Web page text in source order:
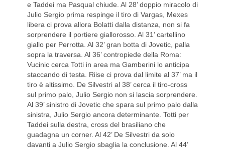
e Taddei ma Pasqual chiude. Al 28’ doppio miracolo di
Julio Sergio prima respinge il tiro di Vargas, Mexes
libera ci prova allora Bolatti dalla distanza, non si fa
sorprendere il portiere giallorosso. Al 31’ cartellino
giallo per Perrotta. Al 32’ gran botta di Jovetic, palla
sopra la traversa. Al 36’ contropiede della Roma:
Vucinic cerca Totti in area ma Gamberini lo anticipa
staccando di testa. Riise ci prova dal limite al 37’ ma il
tiro è altissimo. De Silvestri al 38’ cerca il tiro-cross
sul primo palo, Julio Sergio non si lascia sorprendere.
Al 39’ sinistro di Jovetic che spara sul primo palo dalla
sinistra, Julio Sergio ancora determinante. Totti per
Taddei sulla destra, cross del brasiliano che
guadagna un corner. Al 42’ De Silvestri da solo
davanti a Julio Sergio sbaglia la conclusione. Al 44’